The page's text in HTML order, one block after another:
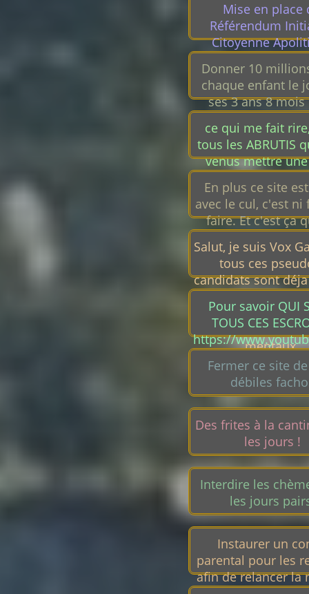
Mise en place
Référendum
Citoyenne
Républicain
Donner 10
chaque enfant le
ses 3 ans 8 mois
jours. Comme
besoin de bosser
de problèmes de
ce qui me fait
tous les ABRUTIS
venus mettre
proposition en
que c'étaient des
sérieux...
En plus ce site
avec le cul, c'est ni
faire. Et c'est ça
représente ?
cohérent :
bancal !
Salut, je suis Vox
tous ces
candidats sont
au crible.
menteurs,
pédophiles,
mentaux.
Pour savoir QUI
TOUS CES
https://
Ravagés/
Fermer ce site
débiles
Des frites à la
les jours !
Interdire les
les jours
Instaurer un
parental pour les
afin de relancer la